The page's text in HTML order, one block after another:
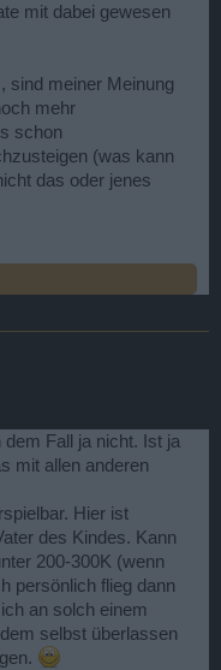
mit dabei gewesen
sind meiner Meinung
mehr
schon
(was kann
das oder jenes
Fall ja nicht. Ist ja
mit allen anderen
Hier ist
des Kindes. Kann
200-300K (wenn
persönlich flieg dann
an solch einem
selbst überlassen